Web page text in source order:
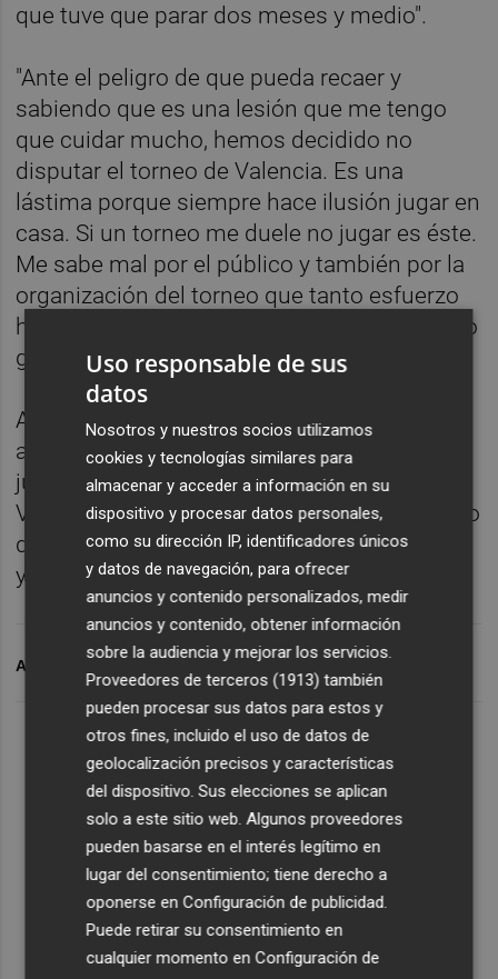
que tuve que parar dos meses y medio".
"Ante el peligro de que pueda recaer y
sabiendo que es una lesión que me tengo
que cuidar mucho, hemos decidido no
disputar el torneo de Valencia. Es una
lástima porque siempre hace ilusión jugar en
casa. Si un torneo me duele no jugar es éste.
Me sabe mal por el público y también por la
organización del torneo que tanto esfuerzo
hace cada año y para ellos sé que es un duro
golpe", añadió.
Ante la posibilidad de que este sea el último
año que el torneo, del que es copropietario
junto aJuan Carlos Ferrero,se celebre en
Valencia, comentó que "me sabe muy mal no
despedirme en la pista, pero ojalá no sea así
y otros años pueda estar aquí". EFE
ARCHIVADO EN DAVID FERRER
Uso responsable de sus
datos
Nosotros y nuestros socios utilizamos
cookies y tecnologías similares para
almacenar y acceder a información en su
dispositivo y procesar datos personales,
como su dirección IP, identificadores únicos
y datos de navegación, para ofrecer
anuncios y contenido personalizados, medir
anuncios y contenido, obtener información
sobre la audiencia y mejorar los servicios.
Proveedores de terceros (1913) también
pueden procesar sus datos para estos y
otros fines, incluido el uso de datos de
geolocalización precisos y características
del dispositivo. Sus elecciones se aplican
solo a este sitio web. Algunos proveedores
pueden basarse en el interés legítimo en
lugar del consentimiento; tiene derecho a
oponerse enConfiguración de publicidad.
Puede retirar su consentimiento en
cualquier momento enConfiguración de